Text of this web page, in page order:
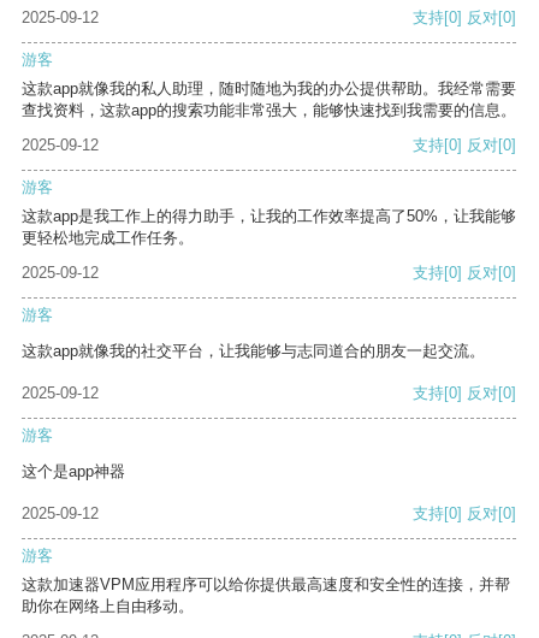
2025-09-12 支持[0] 反对[0]
游客
这款app就像我的私人助理，随时随地为我的办公提供帮助。我经常需要
查找资料，这款app的搜索功能非常强大，能够快速找到我需要的信息。
2025-09-12
支持[0] 反对[0]
游客
这款app是我工作上的得力助手，让我的工作效率提高了50%，让我能够
更轻松地完成工作任务。
2025-09-12
支持[0] 反对[0]
游客
这款app就像我的社交平台，让我能够与志同道合的朋友一起交流。
2025-09-12 支持[0] 反对[0]
游客
这个是app神器
2025-09-12 支持[0] 反对[0]
游客
这款加速器VPM应用程序可以给你提供最高速度和安全性的连接，并帮
助你在网络上自由移动。